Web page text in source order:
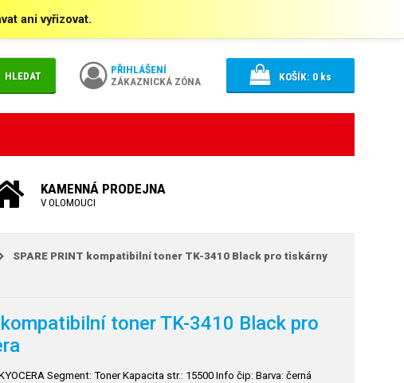
ani vyřizovat.
HLEDAT
PŘIHLÁŠENÍ
ZÁKAZNICKÁ ZÓNA
KOŠÍK: 0ks
KAMENNÁ PRODEJNA
V OLOMOUCI
SPARE PRINT kompatibilní toner TK-3410 Black pro tiskárny
kompatibilní toner TK-3410 Black pro
Segment: Toner Kapacita str.: 15500 Info čip: Barva: černá